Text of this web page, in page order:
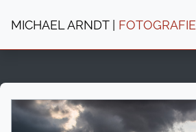
MICHAEL ARNDT | FOTOGRAFIE